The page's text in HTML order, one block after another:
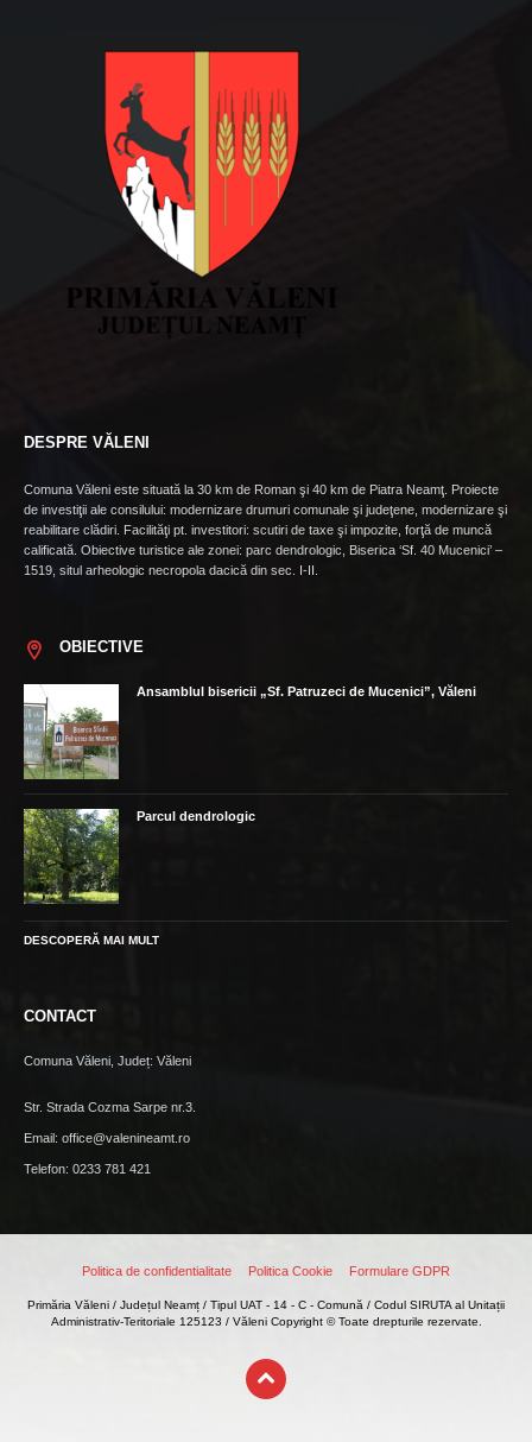
DESPRE VĂLENI
Comuna Văleni este situată la 30 km de Roman şi 40 km de Piatra Neamţ. Proiecte
de investiţii ale consilului: modernizare drumuri comunale şi judeţene, modernizare şi
reabilitare clădiri. Facilităţi pt. investitori: scutiri de taxe şi impozite, forţă de muncă
calificată. Obiective turistice ale zonei: parc dendrologic, Biserica ‘Sf. 40 Mucenici’ –
1519, situl arheologic necropola dacică din sec. I-II.
OBIECTIVE
Ansamblul bisericii „Sf. Patruzeci de Mucenici”, Văleni
Parcul dendrologic
DESCOPERĂ MAI MULT
CONTACT
Comuna Văleni, Județ: Văleni
Str. Strada Cozma Sarpe nr.3.
Email: office@valenineamt.ro
Telefon: 0233 781 421
Politica de confidentialitate Politica Cookie Formulare GDPR
Primăria Văleni / Județul Neamț / Tipul UAT - 14 - C - Comună / Codul SIRUTA al Unitații
Administrativ-Teritoriale 125123 / Văleni Copyright © Toate drepturile rezervate.